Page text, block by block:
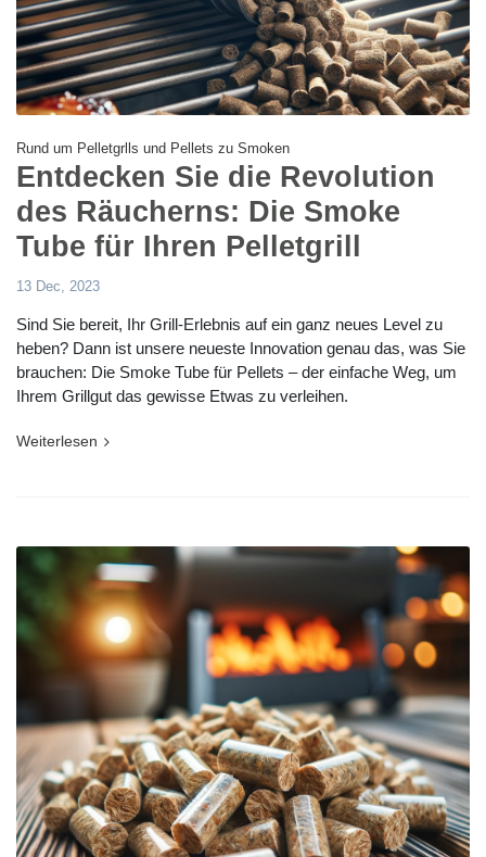
Rund um Pelletgrlls und Pellets zu Smoken
Entdecken Sie die Revolution
des Räucherns: Die Smoke
Tube für Ihren Pelletgrill
13 Dec, 2023
Sind Sie bereit, Ihr Grill-Erlebnis auf ein ganz neues Level zu
heben? Dann ist unsere neueste Innovation genau das, was Sie
brauchen: Die Smoke Tube für Pellets – der einfache Weg, um
Ihrem Grillgut das gewisse Etwas zu verleihen.
Weiterlesen